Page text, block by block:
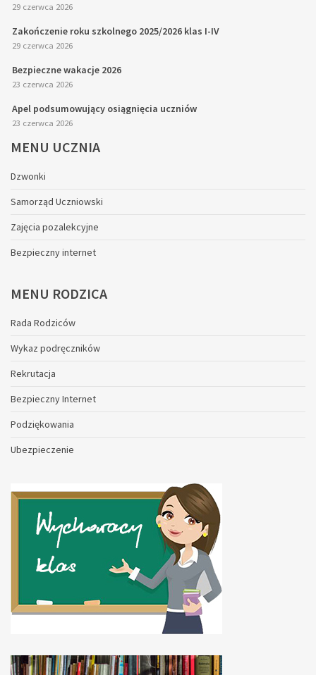
29 czerwca 2026
Zakończenie roku szkolnego 2025/2026 klas I-IV
29 czerwca 2026
Bezpieczne wakacje 2026
23 czerwca 2026
Apel podsumowujący osiągnięcia uczniów
23 czerwca 2026
MENU UCZNIA
Dzwonki
Samorząd Uczniowski
Zajęcia pozalekcyjne
Bezpieczny internet
MENU RODZICA
Rada Rodziców
Wykaz podręczników
Rekrutacja
Bezpieczny Internet
Podziękowania
Ubezpieczenie